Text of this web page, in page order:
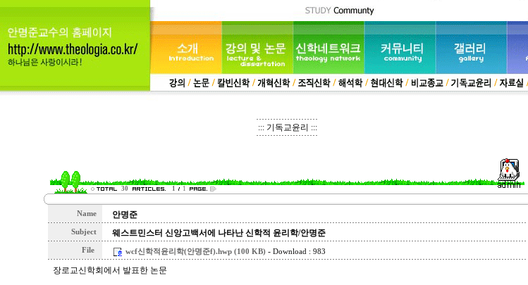
::: 기독교윤리 :::
30 1 1
Name 안명준
Subject 웨스트민스터 신앙고백서에 나타난 신학적 윤리학/안명준
File wcf신학적윤리학(안명준f).hwp (100 KB)- Download : 983
장로교신학회에서 발표한 논문